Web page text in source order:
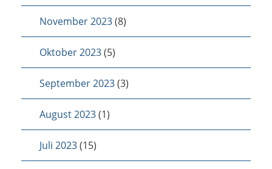
November 2023(8)
Oktober 2023(5)
September 2023(3)
August 2023(1)
Juli 2023(15)